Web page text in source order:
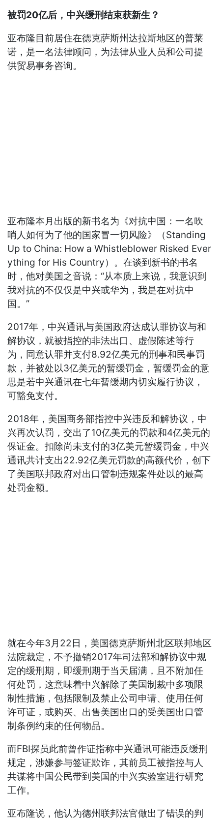
被罚20亿后，中兴缓刑结束获新生？
亚布隆目前居住在德克萨斯州达拉斯地区的普莱
诺，是一名法律顾问，为法律从业人员和公司提
供贸易事务咨询。
亚布隆本月出版的新书名为《对抗中国：一名吹
哨人如何为了他的国家冒一切风险》（Standing
Up to China: How a Whistleblower Risked Ever
ything for His Country）。在谈到新书的书名
时，他对美国之音说：“从本质上来说，我意识到
我对抗的不仅仅是中兴或华为，我是在对抗中
国。”
2017年，中兴通讯与美国政府达成认罪协议与和
解协议，就被指控的非法出口、虚假陈述等行
为，同意认罪并支付8.92亿美元的刑事和民事罚
款，并被处以3亿美元的暂缓罚金，暂缓罚金的意
思是若中兴通讯在七年暂缓期内切实履行协议，
可豁免支付。
2018年，美国商务部指控中兴违反和解协议，中
兴再次认罚，交出了10亿美元的罚款和4亿美元的
保证金。扣除尚未支付的3亿美元暂缓罚金，中兴
通讯共计支出22.92亿美元罚款的高额代价，创下
了美国联邦政府对出口管制违规案件处以的最高
处罚金额。
就在今年3月22日，美国德克萨斯州北区联邦地区
法院裁定，不予撤销2017年司法部和解协议中规
定的缓刑期，即缓刑期于当天届满，且不附加任
何处罚，这意味着中兴解除了美国制裁中多项限
制性措施，包括限制及禁止公司申请、使用任何
许可证，或购买、出售美国出口的受美国出口管
制条例约束的任何物品。
而FBI探员此前曾作证指称中兴通讯可能违反缓刑
规定，涉嫌参与签证欺诈，其前员工被指控与人
共谋将中国公民带到美国的中兴实验室进行研究
工作。
亚布隆说，他认为德州联邦法官做出了错误的判